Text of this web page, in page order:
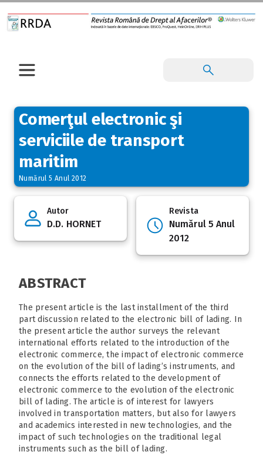
Comerţul electronic şi
serviciile de transport
maritim
Numărul 5 Anul 2012
Autor
D.D. HORNET
Revista
Numărul 5 Anul
2012
ABSTRACT
The present article is the last installment of the third
part discussion related to the electronic bill of lading. In
the present article the author surveys the relevant
international efforts related to the introduction of the
electronic commerce, the impact of electronic commerce
on the evolution of the bill of lading’s instruments, and
connects the efforts related to the development of
electronic commerce to the evolution of the electronic
bill of lading. The article is of interest for lawyers
involved in transportation matters, but also for lawyers
and academics interested in new technologies, and the
impact of such technologies on the traditional legal
instruments such as the bill of lading.